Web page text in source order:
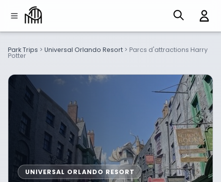
Park Trips > Universal Orlando Resort > Parcs d'attractions Harry
Potter
UNIVERSAL ORLANDO RESORT